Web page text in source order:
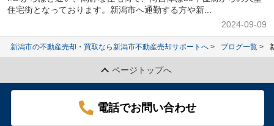
住宅街となっております。新潟市へ通勤する方や新...
2024-09-09
新潟市の不動産売却・買取なら新潟市不動産売却サポートへ ブログ一覧
ページトップへ
電話でお問い合わせ